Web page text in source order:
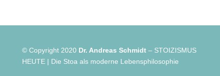
© Copyright 2020 Dr. Andreas Schmidt– STOIZISMUS
HEUTE | Die Stoa als moderne Lebensphilosophie